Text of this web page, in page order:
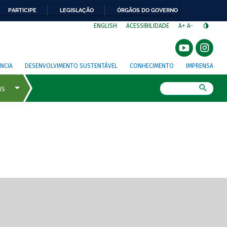
PARTICIPE LEGISLAÇÃO ÓRGÃOS DO GOVERNO
ENGLISH ACESSIBILIDADE A+ A-
DESENVOLVIMENTO SUSTENTÁVEL CONHECIMENTO IMPRENSA
de tela